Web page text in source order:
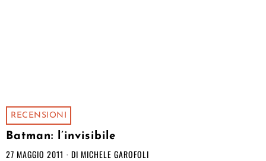
RECENSIONI
Batman: l’invisibile
27 MAGGIO 2011 DI MICHELE GAROFOLI